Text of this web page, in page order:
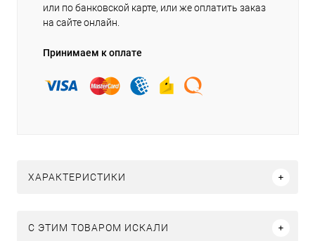
или по банковской карте, или же оплатить заказ
на сайте онлайн.
Принимаем к оплате
ХАРАКТЕРИСТИКИ
C ЭТИМ ТОВАРОМ ИСКАЛИ